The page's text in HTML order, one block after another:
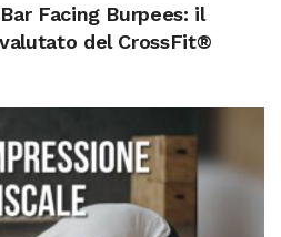
Facing Burpees: il
del CrossFit®